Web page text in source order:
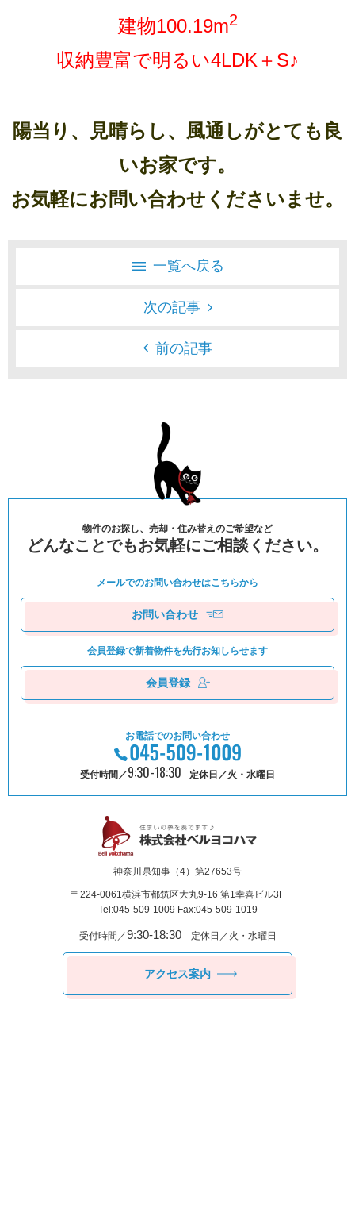
建物100.19m2
収納豊富で明るい4LDK＋S♪
陽当り、見晴らし、風通しがとても良
いお家です。
お気軽にお問い合わせくださいませ。
一覧へ戻る
次の記事
前の記事
物件のお探し、売却・住み替えのご希望など
どんなことでもお気軽にご相談ください。
メールでのお問い合わせはこちらから
お問い合わせ
会員登録で新着物件を先⾏お知しらせます
会員登録
お電話でのお問い合わせ
受付時間／9:30-18:30 定休日／火・水曜日
神奈川県知事（4）第27653号
〒224-0061横浜市都筑区⼤丸9-16 第1幸喜ビル3F
Tel:045-509-1009 Fax:045-509-1019
受付時間／9:30-18:30定休日／火・水曜日
アクセス案内